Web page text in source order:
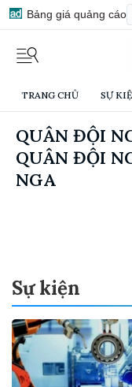
Bảng giá quảng cáo
TRANG CHỦ SỰ
QUÂN ĐỘI
QUÂN ĐỘI
NGA
Sự kiện